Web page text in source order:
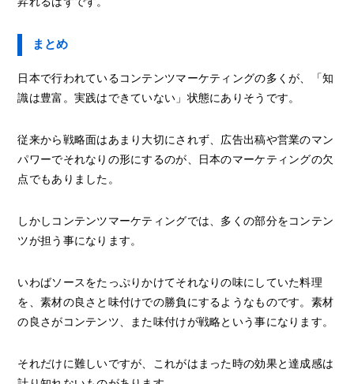
まとめ
日本で行われているコンテンツマーケティングの多くが、「知
識は豊富。実践はできていない」状態にありそうです。
従来から戦略面はあまり大切にされず、広告出稿や営業のマン
パワーでそれなりの形にするのが、日本のマーケティングの欠
点でもありました。
しかしコンテンツマーケティングでは、多くの部分をコンテン
ツが担う事になります。
いわばソースをたっぷりかけてそれなりの味にしていた料理
を、素材の良さと味付けでの勝負にするようなものです。素材
の良さがコンテンツ、また味付けが戦略という事になります。
それだけに難しいですが、これがはまった時の効果と達成感は